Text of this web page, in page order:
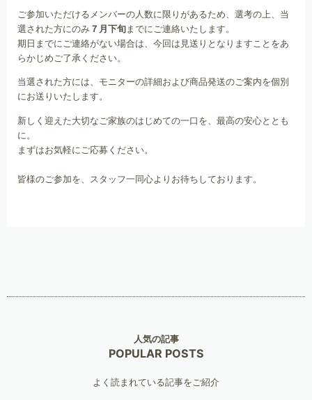
ご参加いただけるメンバーの人数に限りがあるため、選考の上、当
選された方にのみ７月下旬までにご連絡いたします。
期日までにご連絡がない場合は、今回は見送りとなりますことをあ
らかじめご了承ください。
当選された方には、モニターの詳細および商品発送のご案内を個別
にお送りいたします。
新しく迎えた大切なご家族のはじめての一口を、最高の安心ととも
に。
まずはお気軽にご応募ください。
皆様のご参加を、スタッフ一同心よりお待ちしております。
人気の記事
POPULAR POSTS
よく読まれている記事をご紹介